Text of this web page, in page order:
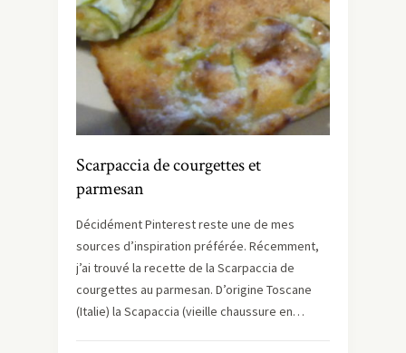
Scarpaccia de courgettes et
parmesan
Décidément Pinterest reste une de mes
sources d’inspiration préférée. Récemment,
j’ai trouvé la recette de la Scarpaccia de
courgettes au parmesan. D’origine Toscane
(Italie) la Scapaccia (vieille chaussure en…